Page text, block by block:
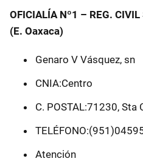
OFICIALÍA Nº1 – REG.
(E. Oaxaca)
Genaro V Vásquez, sn
CNIA:Centro
C. POSTAL:71230, Sta
Atención